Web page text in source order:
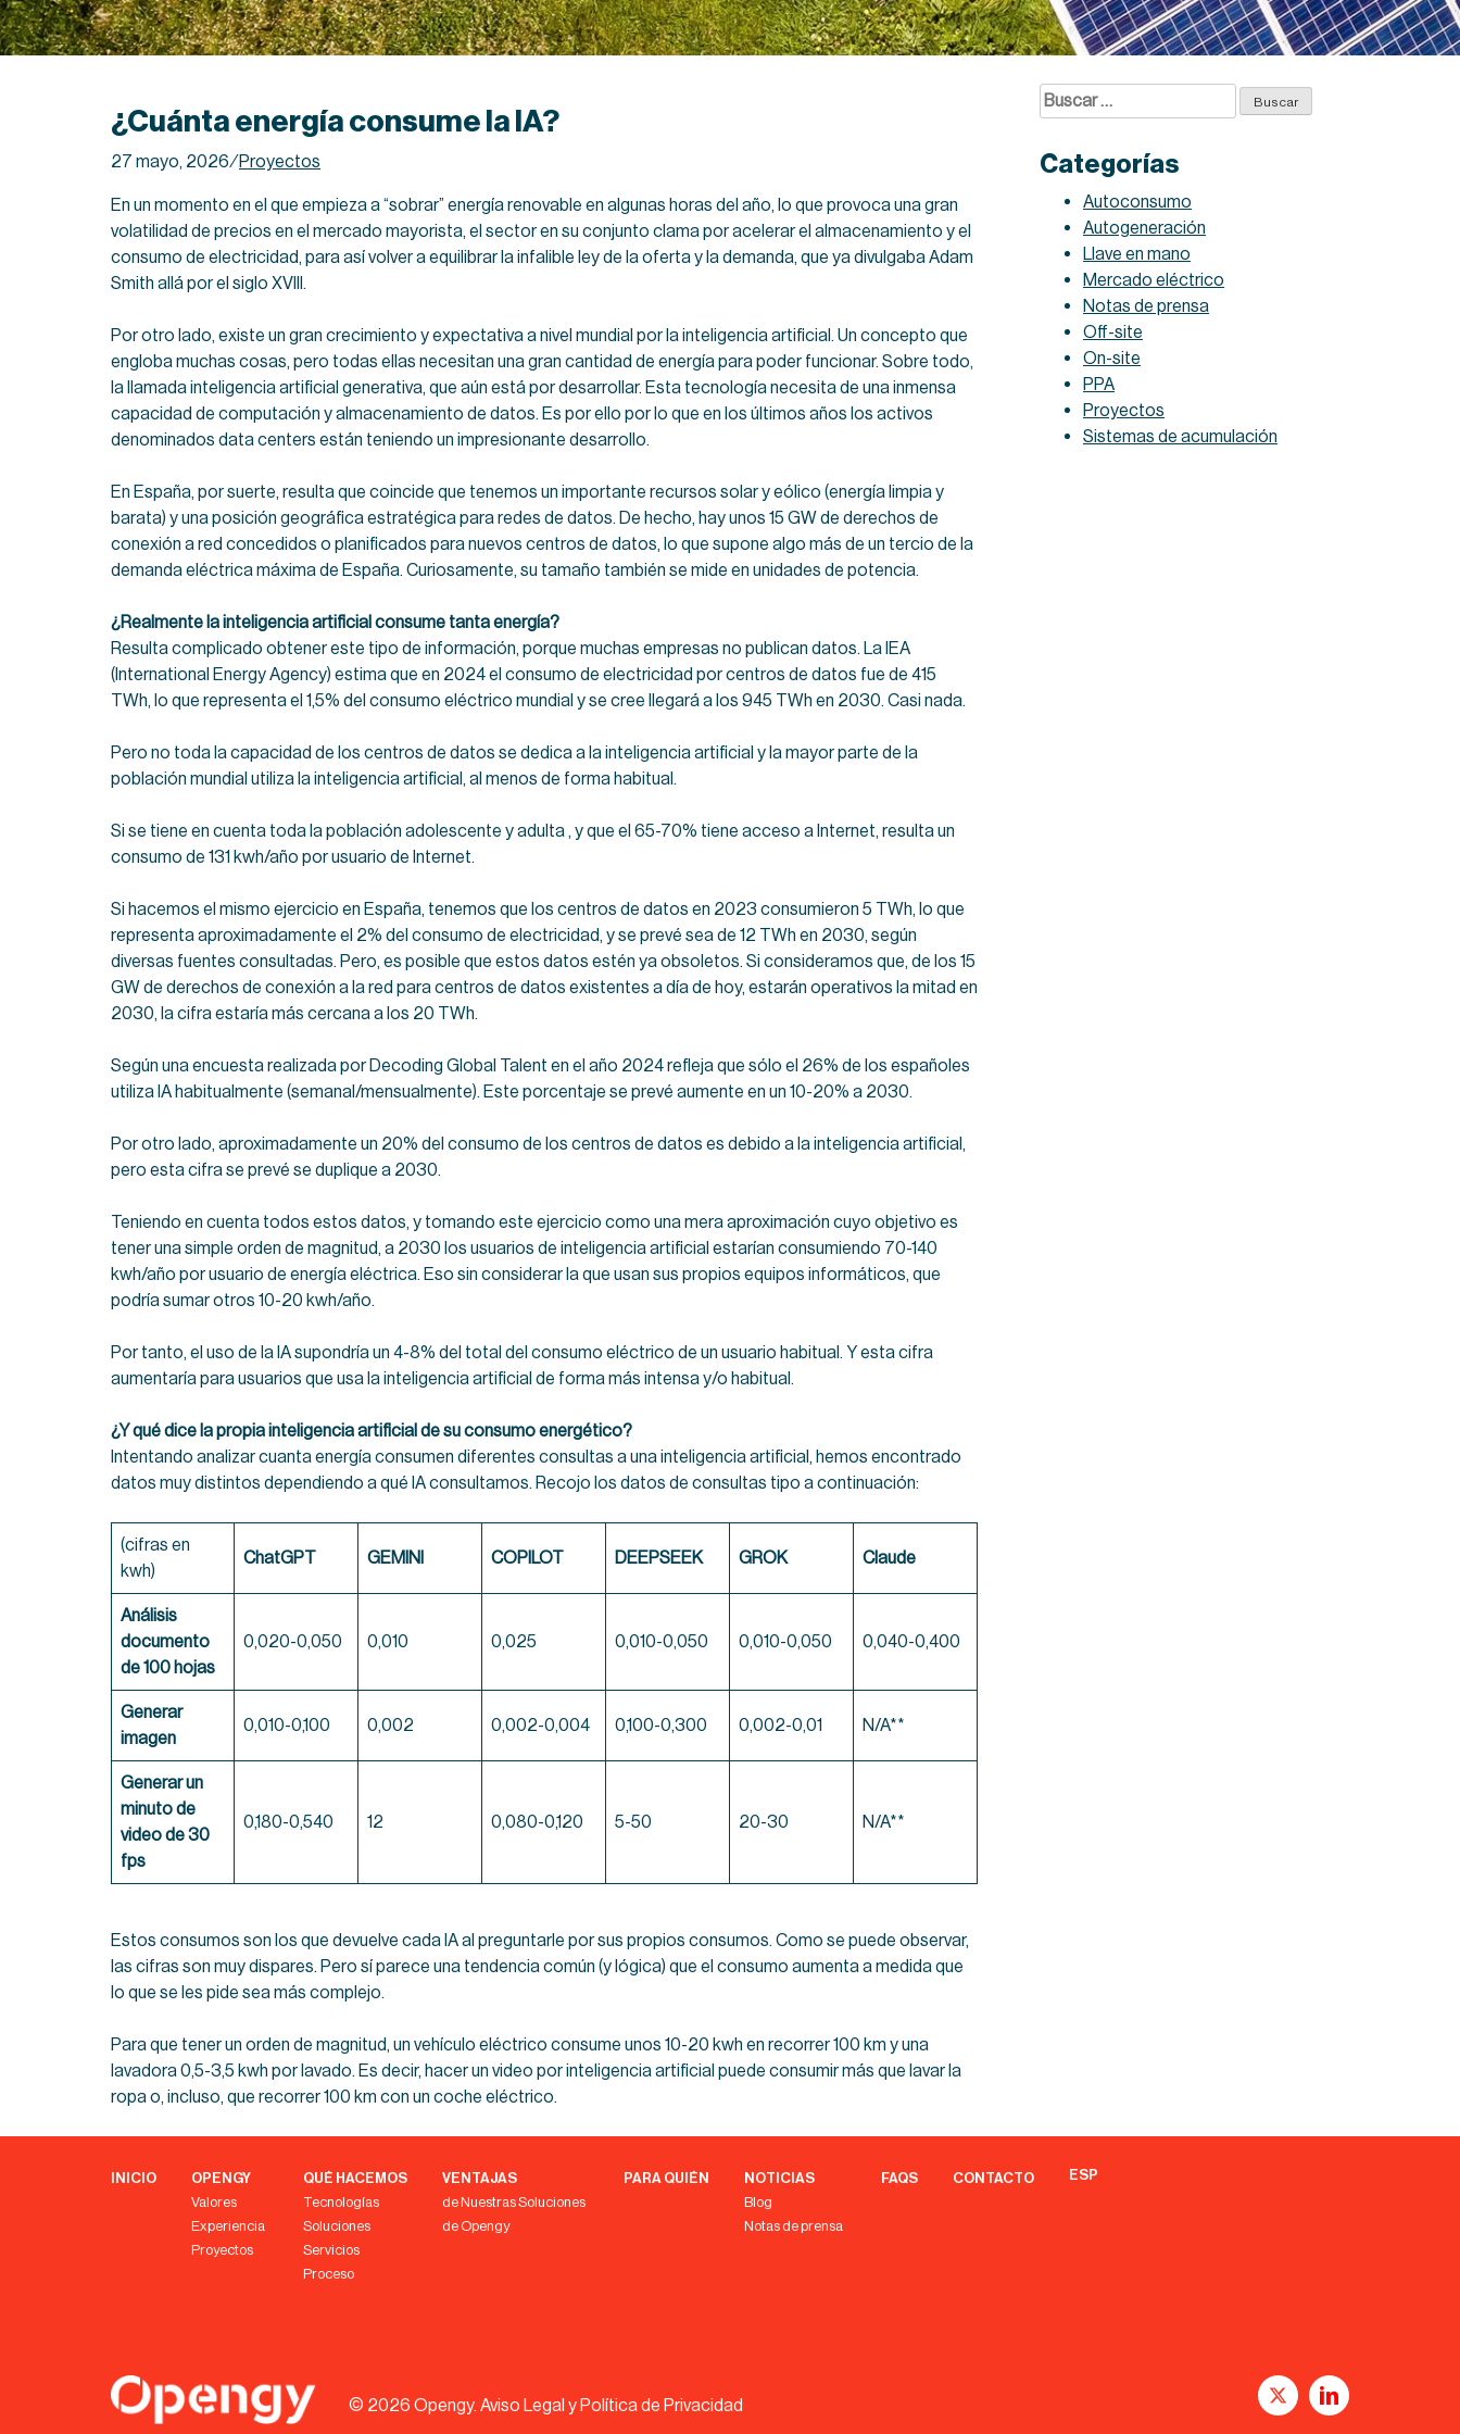
¿Cuánta energía consume la IA?
27 mayo, 2026 ⁄Proyectos
En un momento en el que empieza a “sobrar” energía renovable en algunas horas del año, lo que provoca una gran
volatilidad de precios en el mercado mayorista, el sector en su conjunto clama por acelerar el almacenamiento y el
consumo de electricidad, para así volver a equilibrar la infalible ley de la oferta y la demanda, que ya divulgaba Adam
Smith allá por el siglo XVIII.
Por otro lado, existe un gran crecimiento y expectativa a nivel mundial por la inteligencia artificial. Un concepto que
engloba muchas cosas, pero todas ellas necesitan una gran cantidad de energía para poder funcionar. Sobre todo,
la llamada inteligencia artificial generativa, que aún está por desarrollar. Esta tecnología necesita de una inmensa
capacidad de computación y almacenamiento de datos. Es por ello por lo que en los últimos años los activos
denominados data centers están teniendo un impresionante desarrollo.
En España, por suerte, resulta que coincide que tenemos un importante recursos solar y eólico (energía limpia y
barata) y una posición geográfica estratégica para redes de datos. De hecho, hay unos 15 GW de derechos de
conexión a red concedidos o planificados para nuevos centros de datos, lo que supone algo más de un tercio de la
demanda eléctrica máxima de España. Curiosamente, su tamaño también se mide en unidades de potencia.
¿Realmente la inteligencia artificial consume tanta energía?
Resulta complicado obtener este tipo de información, porque muchas empresas no publican datos. La IEA
(International Energy Agency) estima que en 2024 el consumo de electricidad por centros de datos fue de 415
TWh, lo que representa el 1,5% del consumo eléctrico mundial y se cree llegará a los 945 TWh en 2030. Casi nada.
Pero no toda la capacidad de los centros de datos se dedica a la inteligencia artificial y la mayor parte de la
población mundial utiliza la inteligencia artificial, al menos de forma habitual.
Si se tiene en cuenta toda la población adolescente y adulta , y que el 65-70% tiene acceso a Internet, resulta un
consumo de 131 kwh/año por usuario de Internet.
Si hacemos el mismo ejercicio en España, tenemos que los centros de datos en 2023 consumieron 5 TWh, lo que
representa aproximadamente el 2% del consumo de electricidad, y se prevé sea de 12 TWh en 2030, según
diversas fuentes consultadas. Pero, es posible que estos datos estén ya obsoletos. Si consideramos que, de los 15
GW de derechos de conexión a la red para centros de datos existentes a día de hoy, estarán operativos la mitad en
2030, la cifra estaría más cercana a los 20 TWh.
Según una encuesta realizada por Decoding Global Talent en el año 2024 refleja que sólo el 26% de los españoles
utiliza IA habitualmente (semanal/mensualmente). Este porcentaje se prevé aumente en un 10-20% a 2030.
Por otro lado, aproximadamente un 20% del consumo de los centros de datos es debido a la inteligencia artificial,
pero esta cifra se prevé se duplique a 2030.
Teniendo en cuenta todos estos datos, y tomando este ejercicio como una mera aproximación cuyo objetivo es
tener una simple orden de magnitud, a 2030 los usuarios de inteligencia artificial estarían consumiendo 70-140
kwh/año por usuario de energía eléctrica. Eso sin considerar la que usan sus propios equipos informáticos, que
podría sumar otros 10-20 kwh/año.
Por tanto, el uso de la IA supondría un 4-8% del total del consumo eléctrico de un usuario habitual. Y esta cifra
aumentaría para usuarios que usa la inteligencia artificial de forma más intensa y/o habitual.
¿Y qué dice la propia inteligencia artificial de su consumo energético?
Intentando analizar cuanta energía consumen diferentes consultas a una inteligencia artificial, hemos encontrado
datos muy distintos dependiendo a qué IA consultamos. Recojo los datos de consultas tipo a continuación:
(cifras en
kwh)
ChatGPT GEMINI COPILOT DEEPSEEK GROK Claude
Análisis
documento
de 100 hojas
0,020-0,050 0,010 0,025 0,010-0,050 0,010-0,050 0,040-0,400
Generar
imagen
0,010-0,100 0,002 0,002-0,004 0,100-0,300 0,002-0,01 N/A**
Generar un
minuto de
video de 30
fps
0,180-0,540 12 0,080-0,120 5-50 20-30 N/A**
Estos consumos son los que devuelve cada IA al preguntarle por sus propios consumos. Como se puede observar,
las cifras son muy dispares. Pero sí parece una tendencia común (y lógica) que el consumo aumenta a medida que
lo que se les pide sea más complejo.
Para que tener un orden de magnitud, un vehículo eléctrico consume unos 10-20 kwh en recorrer 100 km y una
lavadora 0,5-3,5 kwh por lavado. Es decir, hacer un video por inteligencia artificial puede consumir más que lavar la
ropa o, incluso, que recorrer 100 km con un coche eléctrico.
Buscar:
Categorías
Autoconsumo
Autogeneración
Llave en mano
Mercado eléctrico
Notas de prensa
Off-site
On-site
PPA
Proyectos
Sistemas de acumulación
INICIO
OPENGY
Valores
Experiencia
Proyectos
QUÉ HACEMOS
Tecnologías
Soluciones
Servicios
Proceso
VENTAJAS
de Nuestras Soluciones
de Opengy
PARA QUIÉN
NOTICIAS
Blog
Notas de prensa
FAQS CONTACTO ESP
© 2026 Opengy.Aviso Legal y Política de Privacidad